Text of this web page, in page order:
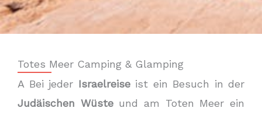
Totes Meer Camping & Glamping
A Bei jeder Israelreise ist ein Besuch in der
Judäischen Wüsteund am Toten Meer ein